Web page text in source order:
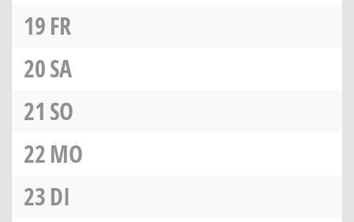
19FR
20SA
21 SO
22MO
23DI